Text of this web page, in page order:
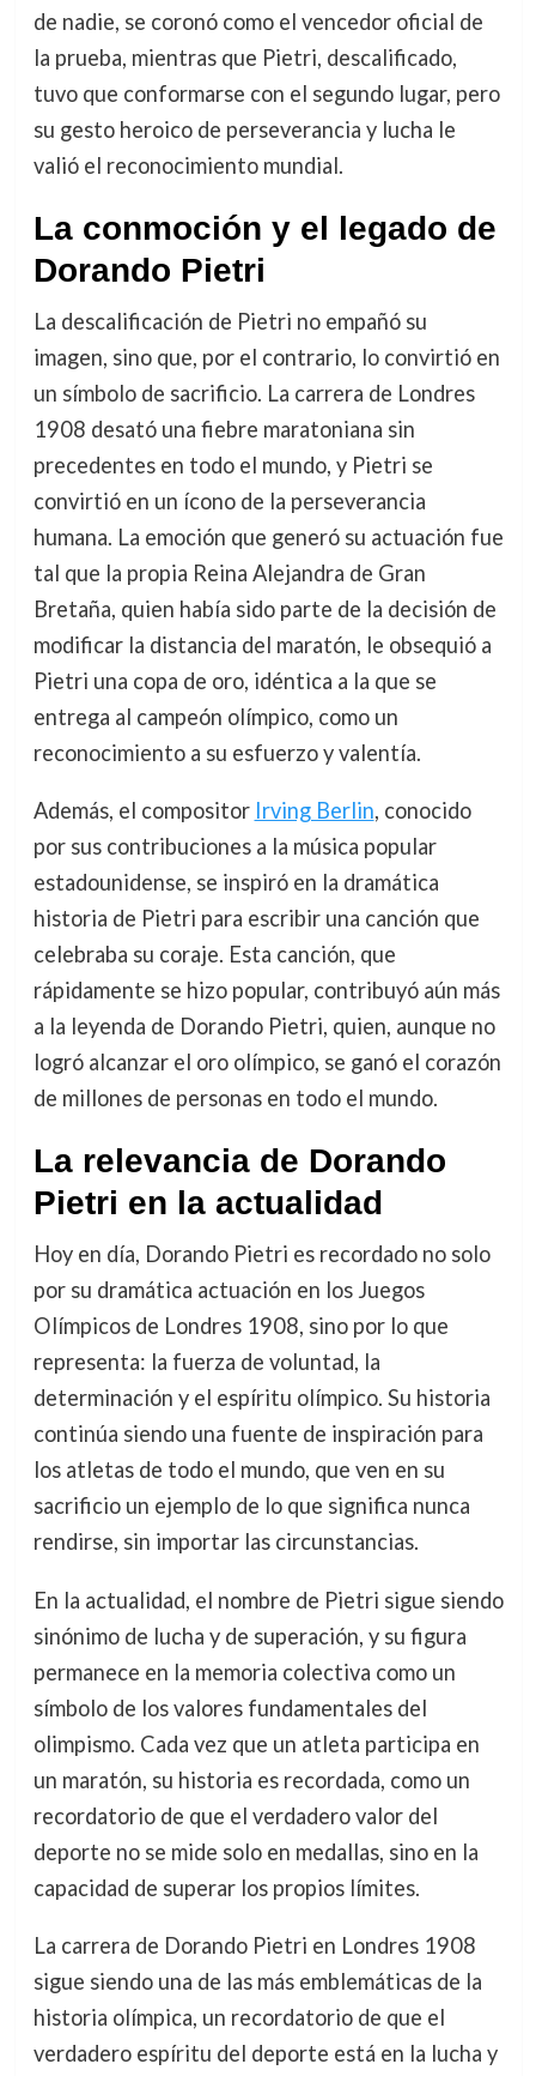
de nadie, se coronó como el vencedor oficial de
la prueba, mientras que Pietri, descalificado,
tuvo que conformarse con el segundo lugar, pero
su gesto heroico de perseverancia y lucha le
valió el reconocimiento mundial.
La conmoción y el legado de
Dorando Pietri
La descalificación de Pietri no empañó su
imagen, sino que, por el contrario, lo convirtió en
un símbolo de sacrificio. La carrera de Londres
1908 desató una fiebre maratoniana sin
precedentes en todo el mundo, y Pietri se
convirtió en un ícono de la perseverancia
humana. La emoción que generó su actuación fue
tal que la propia Reina Alejandra de Gran
Bretaña, quien había sido parte de la decisión de
modificar la distancia del maratón, le obsequió a
Pietri una copa de oro, idéntica a la que se
entrega al campeón olímpico, como un
reconocimiento a su esfuerzo y valentía.
Además, el compositor Irving Berlin, conocido
por sus contribuciones a la música popular
estadounidense, se inspiró en la dramática
historia de Pietri para escribir una canción que
celebraba su coraje. Esta canción, que
rápidamente se hizo popular, contribuyó aún más
a la leyenda de Dorando Pietri, quien, aunque no
logró alcanzar el oro olímpico, se ganó el corazón
de millones de personas en todo el mundo.
La relevancia de Dorando
Pietri en la actualidad
Hoy en día, Dorando Pietri es recordado no solo
por su dramática actuación en los Juegos
Olímpicos de Londres 1908, sino por lo que
representa: la fuerza de voluntad, la
determinación y el espíritu olímpico. Su historia
continúa siendo una fuente de inspiración para
los atletas de todo el mundo, que ven en su
sacrificio un ejemplo de lo que significa nunca
rendirse, sin importar las circunstancias.
En la actualidad, el nombre de Pietri sigue siendo
sinónimo de lucha y de superación, y su figura
permanece en la memoria colectiva como un
símbolo de los valores fundamentales del
olimpismo. Cada vez que un atleta participa en
un maratón, su historia es recordada, como un
recordatorio de que el verdadero valor del
deporte no se mide solo en medallas, sino en la
capacidad de superar los propios límites.
La carrera de Dorando Pietri en Londres 1908
sigue siendo una de las más emblemáticas de la
historia olímpica, un recordatorio de que el
verdadero espíritu del deporte está en la lucha y